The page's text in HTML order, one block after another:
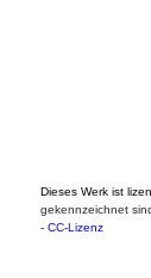
Dieses Werk ist
gekennzeichnet
- CC-Lizenz